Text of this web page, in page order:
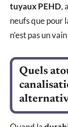
tuyaux PEHD,
neufs que pour
n’est pas un
Quels